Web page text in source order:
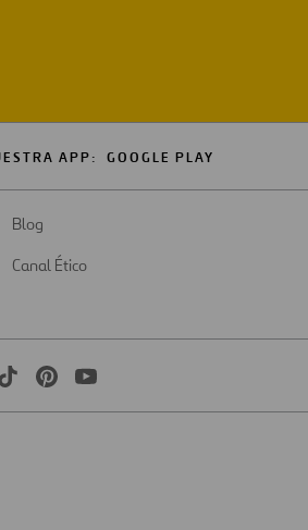
APP: GOOGLE PLAY
Blog
Canal Ético